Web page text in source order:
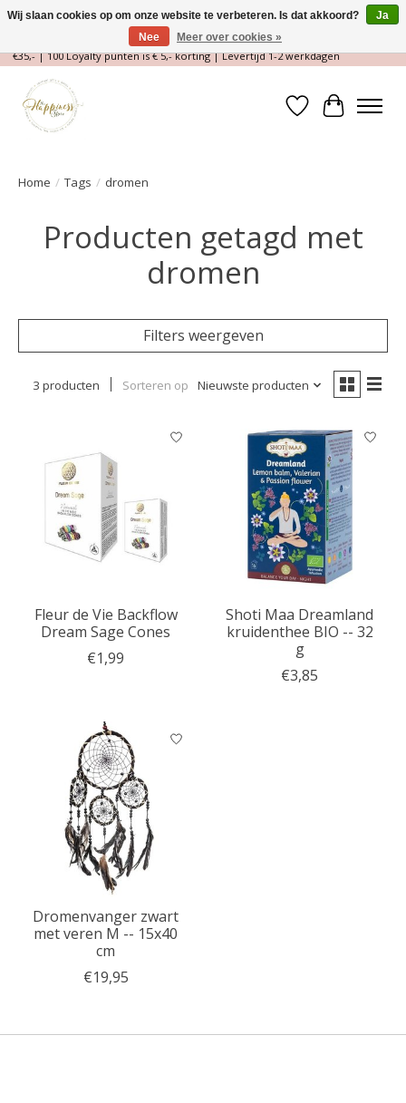
Magische Conceptstore, Edelstenen & Spirituele winkel | Gratis verzending >
€35,- | 100 Loyalty punten is € 5,- korting | Levertijd 1-2 werkdagen
Verlanglijst
Home / Tags / dromen
Producten getagd met
dromen
Filters weergeven
3 producten Sorteren op Nieuwste producten
Fleur de Vie Backflow
Dream Sage Cones
€1,99
Shoti Maa Dreamland
kruidenthee BIO -- 32
g
€3,85
Dromenvanger zwart
met veren M -- 15x40
cm
€19,95
Wij slaan cookies op om onze website te verbeteren. Is dat akkoord?
Ja
Nee
Meer over cookies »